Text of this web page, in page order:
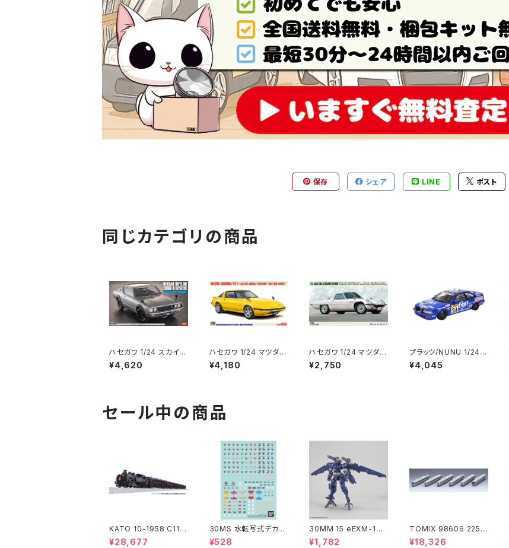
保存 シェア LINE ポスト
同じカテゴリの商品
ハセガワ 1/24 スカイラ
イン2000GT-R(KPG
C110)ディテールアップ
¥4,620
ハセガワ 1/24 マツダ
サバンナ RX-7 (SA22
C) 中期型 “カスタムホ
¥4,180
ハセガワ 1/24 マツダ
コスモ スポーツ L10B
“1968” HC2 車 プラモ
¥2,750
プラッツ/NUNU 1/24
レーシングシリーズ トヨ
タ カローラ レビン AE9
¥4,045
セール中の商品
KATO 10-1958 C11 1
71+14系｢SL冬の湿原
¥28,677
30MS 水転写式デカー
ル 汎用1
¥528
30MM 15 eEXM-17
アルト(空中戦仕様)ネイ
¥1,782
TOMIX 98606 225 6
000系 (6両) 鉄道模型
¥18,326